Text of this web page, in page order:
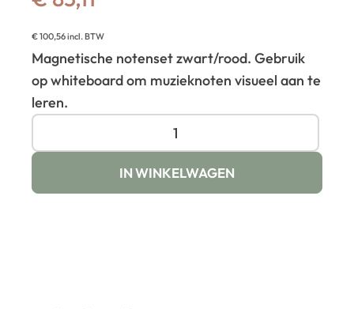
€100,56incl. BTW
Magnetische notenset zwart/rood. Gebruik
op whiteboard om muzieknoten visueel aan te
leren.
IN WINKELWAGEN